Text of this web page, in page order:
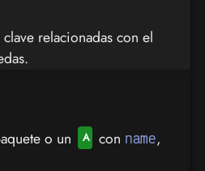
relacionadas con el
o un con name,